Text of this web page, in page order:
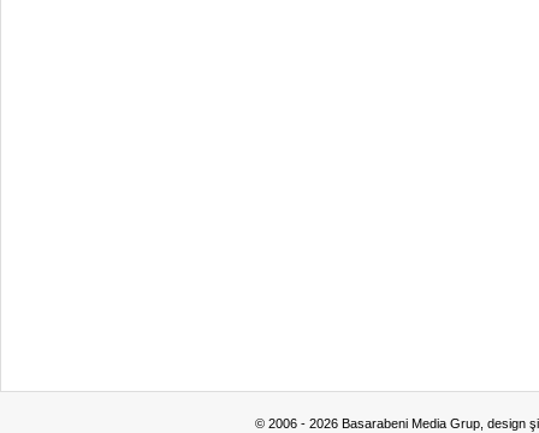
© 2006 - 2026 Basarabeni Media Grup, design